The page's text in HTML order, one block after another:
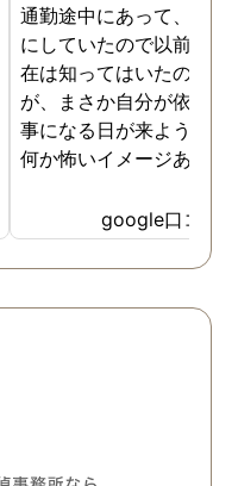
通勤途中にあって、毎日
にしていたので以前から
在は知ってはいたのです
が、まさか自分が依頼す
事になる日が来ようと
何か怖いイメージありま
応も良く、安心して相談
きました。 調査後に弁
さんも紹介していただき
した！ありがとうござい
google口コミ